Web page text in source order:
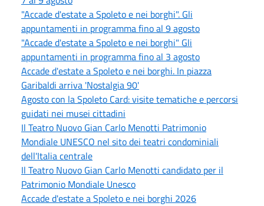
"Accade d'estate a Spoleto e nei borghi". Gli
appuntamenti in programma fino al 9 agosto
"Accade d'estate a Spoleto e nei borghi" Gli
appuntamenti in programma fino al 3 agosto
Accade d'estate a Spoleto e nei borghi. In piazza
Garibaldi arriva 'Nostalgia 90'
Agosto con la Spoleto Card: visite tematiche e percorsi
guidati nei musei cittadini
Il Teatro Nuovo Gian Carlo Menotti Patrimonio
Mondiale UNESCO nel sito dei teatri condominiali
dell'Italia centrale
Il Teatro Nuovo Gian Carlo Menotti candidato per il
Patrimonio Mondiale Unesco
Accade d'estate a Spoleto e nei borghi 2026